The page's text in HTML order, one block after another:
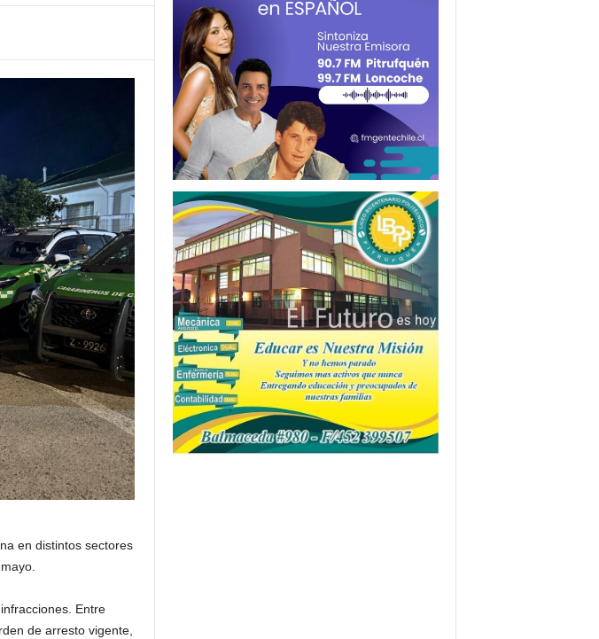
en distintos sectores
Entre
de arresto vigente,